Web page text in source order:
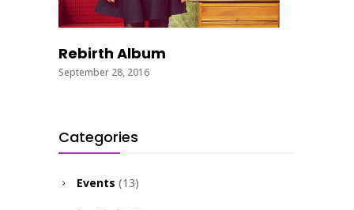
Rebirth Album
September 28, 2016
Categories
Events (13)